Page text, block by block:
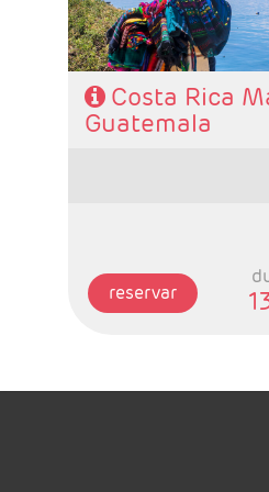
cenas.
Costa Rica
Guatemala
reservar